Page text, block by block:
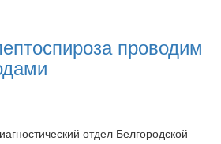
проводим
отдел Белгородской